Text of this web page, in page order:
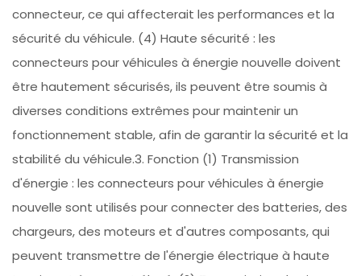
connecteur, ce qui affecterait les performances et la
sécurité du véhicule. (4) Haute sécurité : les
connecteurs pour véhicules à énergie nouvelle doivent
être hautement sécurisés, ils peuvent être soumis à
diverses conditions extrêmes pour maintenir un
fonctionnement stable, afin de garantir la sécurité et la
stabilité du véhicule.3. Fonction (1) Transmission
d'énergie : les connecteurs pour véhicules à énergie
nouvelle sont utilisés pour connecter des batteries, des
chargeurs, des moteurs et d'autres composants, qui
peuvent transmettre de l'énergie électrique à haute